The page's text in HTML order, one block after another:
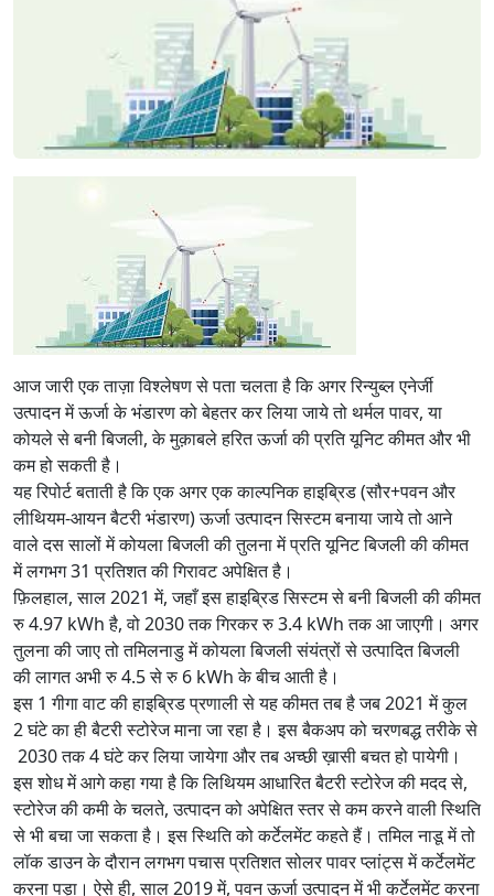
आज जारी एक ताज़ा विश्लेषण से पता चलता है कि अगर रिन्युब्ल एनेर्जी
उत्पादन में ऊर्जा के भंडारण को बेहतर कर लिया जाये तो थर्मल पावर, या
कोयले से बनी बिजली, के मुक़ाबले हरित ऊर्जा की प्रति यूनिट कीमत और भी
कम हो सकती है।
यह रिपोर्ट बताती है कि एक अगर एक काल्पनिक हाइब्रिड (सौर+पवन और
लीथियम-आयन बैटरी भंडारण) ऊर्जा उत्पादन सिस्टम बनाया जाये तो आने
वाले दस सालों में कोयला बिजली की तुलना में प्रति यूनिट बिजली की कीमत
में लगभग 31 प्रतिशत की गिरावट अपेक्षित है।
फ़िलहाल, साल 2021 में, जहाँ इस हाइब्रिड सिस्टम से बनी बिजली की कीमत
रु 4.97 kWh है, वो 2030 तक गिरकर रु 3.4 kWh तक आ जाएगी। अगर
तुलना की जाए तो तमिलनाडु में कोयला बिजली संयंत्रों से उत्पादित बिजली
की लागत अभी रु 4.5 से रु 6 kWh के बीच आती है।
इस 1 गीगा वाट की हाइब्रिड प्रणाली से यह कीमत तब है जब 2021 में कुल
2 घंटे का ही बैटरी स्टोरेज माना जा रहा है। इस बैकअप को चरणबद्ध तरीके से
2030 तक 4 घंटे कर लिया जायेगा और तब अच्छी ख़ासी बचत हो पायेगी।
इस शोध में आगे कहा गया है कि लिथियम आधारित बैटरी स्टोरेज की मदद से,
स्टोरेज की कमी के चलते, उत्पादन को अपेक्षित स्तर से कम करने वाली स्थिति
से भी बचा जा सकता है। इस स्थिति को कर्टेलमेंट कहते हैं। तमिल नाडू में तो
लॉक डाउन के दौरान लगभग पचास प्रतिशत सोलर पावर प्लांट्स में कर्टेलमेंट
करना पड़ा। ऐसे ही, साल 2019 में, पवन ऊर्जा उत्पादन में भी कर्टेलमेंट करना